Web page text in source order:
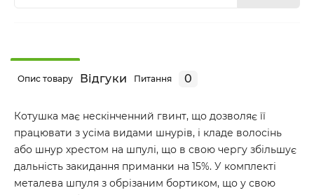
Опис товару Відгуки Питання 0
Котушка має нескінченний гвинт, що дозволяє її
працювати з усіма видами шнурів, і кладе волосінь
або шнур хрестом на шпулі, що в свою чергу збільшує
дальність закидання приманки на 15%. У комплекті
металева шпуля з обрізаним бортиком, що у свою